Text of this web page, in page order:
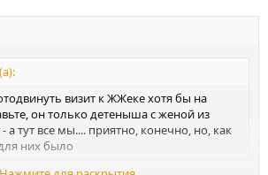
визит к ЖЖеке хотя бы на
он только детеныша с женой из
а тут все мы.... приятно, конечно, но, как
них было